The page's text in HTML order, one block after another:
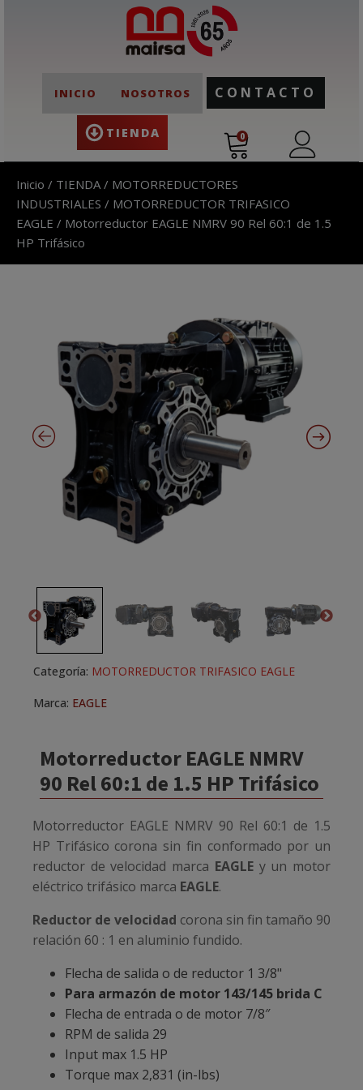
INICIO NOSOTROS
TIENDA
CONTACTO
0
Inicio / TIENDA / MOTORREDUCTORES
INDUSTRIALES / MOTORREDUCTOR TRIFASICO
EAGLE / Motorreductor EAGLE NMRV 90 Rel 60:1 de 1.5
HP Trifásico
Motorreductor EAGLE NMRV
90 Rel 60:1 de 1.5 HP Trifásico
Motorreductor EAGLE NMRV 90 Rel 60:1 de 1.5
HP Trifásico corona sin fin conformado por un
reductor de velocidad marca EAGLEy un motor
eléctrico trifásico marca EAGLE.
Reductor de velocidad corona sin fin tamaño 90
relación 60 : 1 en aluminio fundido.
Flecha de salida o de reductor 1 3/8"
Para armazón de motor 143/145 brida C
Flecha de entrada o de motor 7/8″
RPM de salida 29
Input max 1.5 HP
Torque max 2,831 (in-lbs)
Categoría: MOTORREDUCTOR TRIFASICO EAGLE
Marca: EAGLE